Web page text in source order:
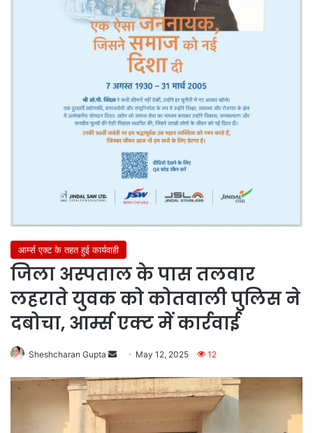
आर्म्स एक्ट के तहत हुई कार्यवाही
जिला अस्पताल के पास तलवार
लहराते युवक को कोतवाली पुलिस ने
दबोचा, आर्म्स एक्ट में कार्रवाई
Sheshcharan Gupta
Send
email
May 12, 2025 12